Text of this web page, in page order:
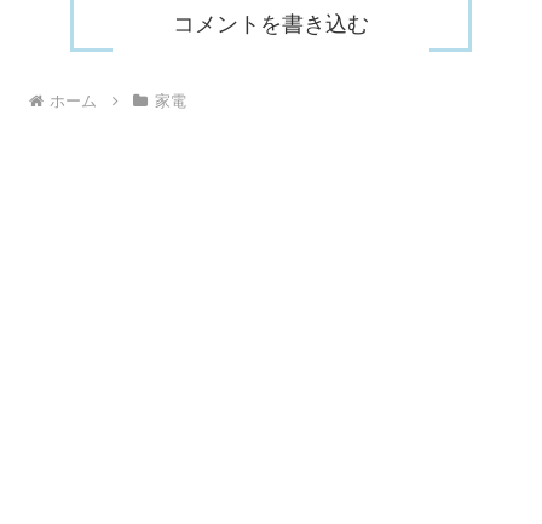
コメントを書き込む
ホーム 家電